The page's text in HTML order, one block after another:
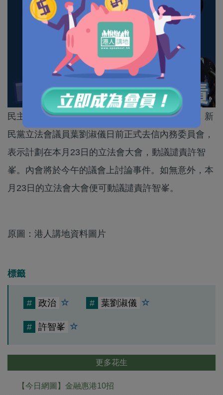
民主黨立法會議員許智峯強搶手機行徑引起公憤，新
民黨立法會議員葉劉淑儀日前正式去信內務委員會，
表示計劃在本月23日的立法會大會，動議譴責許智
峯。內會將於今午的議會上討論事件。如無意外，本
月23日的立法會大會便可動議譴責許智峯。
原圖：港人講地資料圖片
標籤
# 政治 # 葉劉淑儀
# 許智峯
更多花生
【今日網圖】金融惠港10招